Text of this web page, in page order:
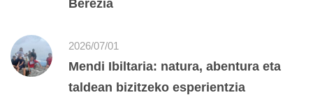
Berezia
2026/07/01
Mendi Ibiltaria: natura, abentura eta
taldean bizitzeko esperientzia